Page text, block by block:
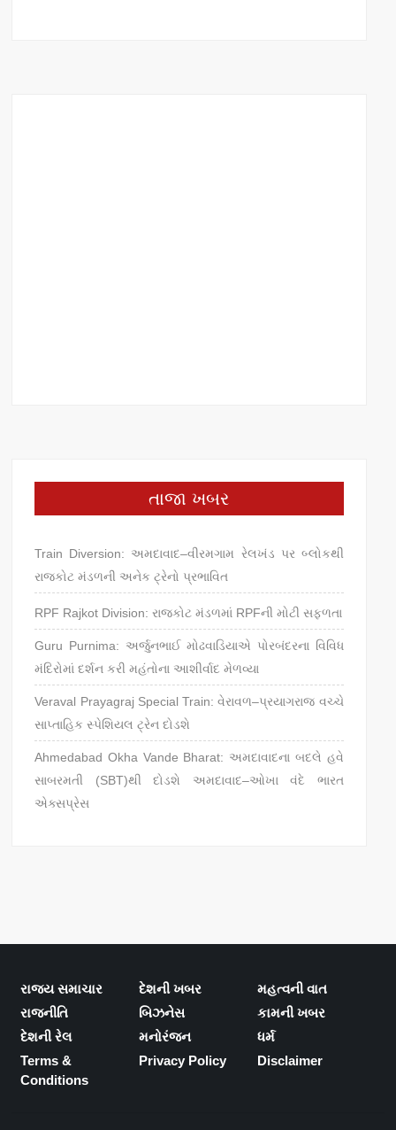
તાજા ખબર
Train Diversion: અમદાવાદ–વીરમગામ રેલખંડ પર બ્લોકથી
રાજકોટ મંડળની અનેક ટ્રેનો પ્રભાવિત
RPF Rajkot Division: રાજકોટ મંડળમાં RPFની મોટી સફળતા
Guru Purnima: અર્જુનભાઈ મોઢવાડિયાએ પોરબંદરના વિવિધ
મંદિરોમાં દર્શન કરી મહંતોના આશીર્વાદ મેળવ્યા
Veraval Prayagraj Special Train: વેરાવળ–પ્રયાગરાજ વચ્ચે
સાપ્તાહિક સ્પેશિયલ ટ્રેન દોડશે
Ahmedabad Okha Vande Bharat: અમદાવાદના બદલે હવે
સાબરમતી (SBT)થી દોડશે અમદાવાદ–ઓખા વંદે ભારત
એક્સપ્રેસ
રાજ્ય સમાચાર દેશની ખબર
મહત્વની વાત
રાજનીતિ
બિઝનેસ
કામની ખબર
દેશની રેલ
મનોરંજન
ધર્મ
Terms &
Conditions
Privacy Policy Disclaimer